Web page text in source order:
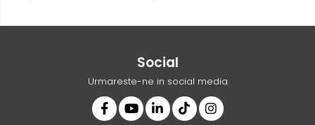
Social
Urmareste-ne in social media